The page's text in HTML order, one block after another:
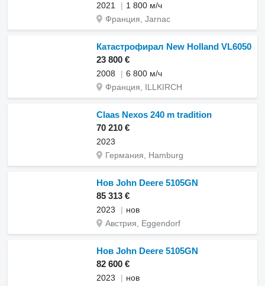
2021
1 800 м/ч
Франция, Jarnac
Катастрофирал New Holland VL6050
23 800 €
2008
6 800 м/ч
Франция, ILLKIRCH
Claas Nexos 240 m tradition
70 210 €
2023
Германия, Hamburg
Нов John Deere 5105GN
85 313 €
2023
нов
Австрия, Eggendorf
Нов John Deere 5105GN
82 600 €
2023
нов